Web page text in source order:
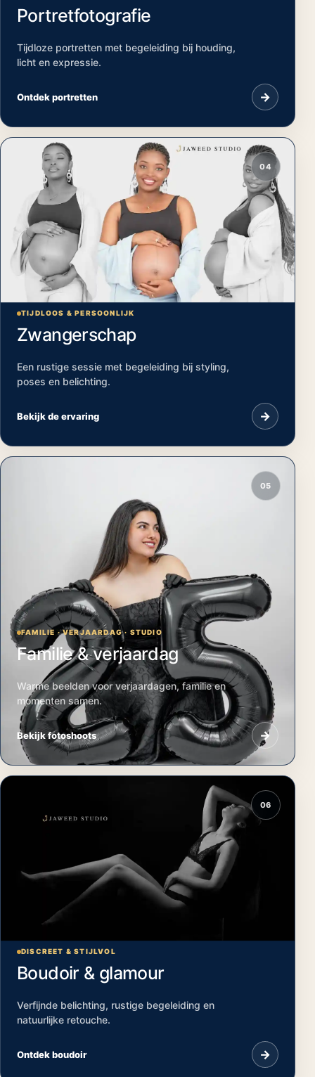
Portretfotografie
Tijdloze portretten met begeleiding bij houding,
licht en expressie.
Ontdek portretten →
04
TIJDLOOS & PERSOONLIJK
Zwangerschap
Een rustige sessie met begeleiding bij styling,
poses en belichting.
Bekijk de ervaring →
05
FAMILIE · VERJAARDAG · STUDIO
Familie & verjaardag
Warme beelden voor verjaardagen, familie en
momenten samen.
Bekijk fotoshoots →
06
DISCREET & STIJLVOL
Boudoir & glamour
Verfijnde belichting, rustige begeleiding en
natuurlijke retouche.
Ontdek boudoir →